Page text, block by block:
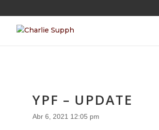
YPF – UPDATE
Abr 6, 2021 12:05 pm